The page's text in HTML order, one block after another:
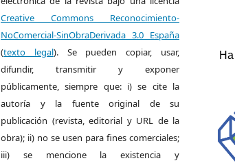
Creative Commons Reconocimiento-
NoComercial-SinObraDerivada 3.0 España
(texto legal). Se pueden copiar, usar,
difundir, transmitir y exponer
públicamente, siempre que: i) se cite la
autoría y la fuente original de su
publicación (revista, editorial y URL de la
obra); ii) no se usen para fines comerciales;
iii) se mencione la existencia y